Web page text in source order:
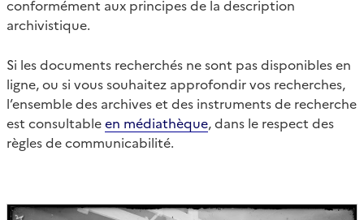
conformément aux principes de la description
archivistique.
Si les documents recherchés ne sont pas disponibles en
ligne, ou si vous souhaitez approfondir vos recherches,
l’ensemble des archives et des instruments de recherche
est consultableen médiathèque, dans le respect des
règles de communicabilité.